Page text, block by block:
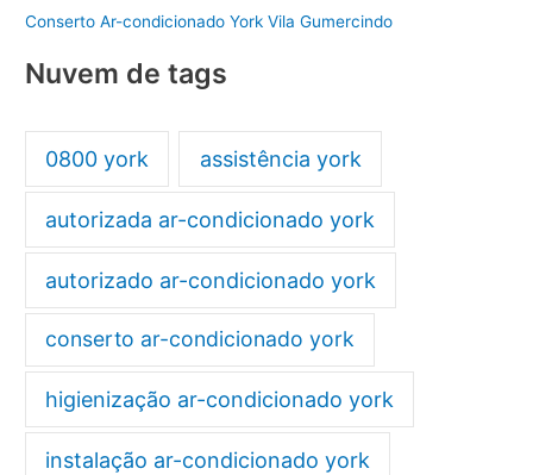
Conserto Ar-condicionado York Vila Gumercindo
Nuvem de tags
0800 york assistência york
autorizada ar-condicionado york
autorizado ar-condicionado york
conserto ar-condicionado york
higienização ar-condicionado york
instalação ar-condicionado york